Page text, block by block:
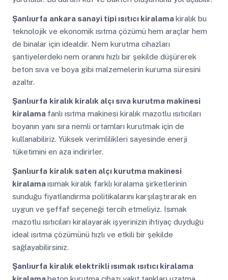
Şanlıurfa ankara sanayi tipi ısıtıcı kiralamakiralık bu
teknolojik ve ekonomik ısıtma çözümü hem araçlar hem
de binalar için idealdir. Nem kurutma cihazları
şantiyelerdeki nem oranını hızlı bir şekilde düşürerek
beton sıva ve boya gibi malzemelerin kuruma süresini
azaltır.
Şanlıurfa kiralık kiralık alçı sıva kurutma makinesi
kiralama fanlı ısıtma makinesi kiralık mazotlu ısıtıcıları
boyanın yanı sıra nemli ortamları kurutmak için de
kullanabiliriz. Yüksek verimlilikleri sayesinde enerji
tüketimini en aza indirirler.
Şanlıurfa kiralık saten alçı kurutma makinesi
kiralamaısımak kiralık farklı kiralama şirketlerinin
sunduğu fiyatlandırma politikalarını karşılaştırarak en
uygun ve şeffaf seçeneği tercih etmeliyiz. Isımak
mazotlu ısıtıcıları kiralayarak işyerinizin ihtiyaç duyduğu
ideal ısıtma çözümünü hızlı ve etkili bir şekilde
sağlayabilirsiniz.
Şanlıurfa kiralık elektrikli ısımak ısıtıcı kiralama